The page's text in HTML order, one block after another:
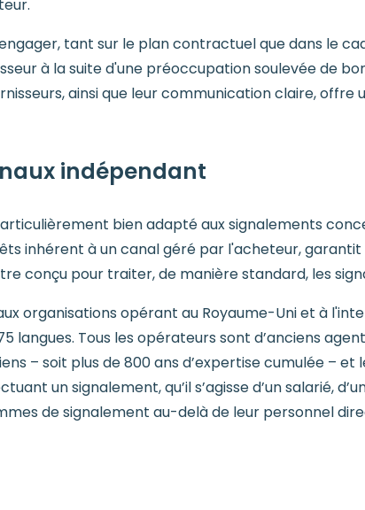
tant sur le plan contractuel que dans le
à la suite d'une préoccupation soulevée de
ainsi que leur communication claire,
indépendant
bien adapté aux signalements
inhérent à un canal géré par l'acheteur,
conçu pour traiter, de manière standard, les
organisations opérant au Royaume-Uni et à
langues. Tous les opérateurs sont d’anciens
– soit plus de 800 ans d’expertise cumulée –
un signalement, qu’il s’agisse d’un salarié,
de signalement au-delà de leur personnel